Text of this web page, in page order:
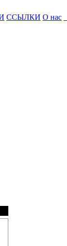
ССЫЛКИ О нас